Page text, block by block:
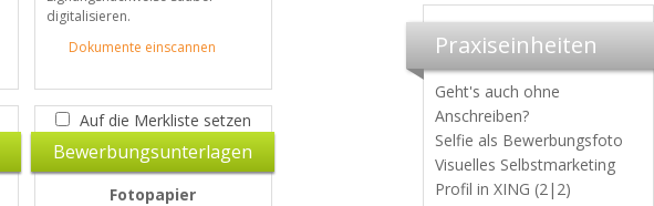
Praxiseinheiten
Geht's auch ohne
Anschreiben?
Selfie als Bewerbungsfoto
Visuelles Selbstmarketing
Profil in XING (2|2)
digitalisieren.
Dokumente einscannen
Auf die Merkliste setzen
Bewerbungsunterlagen
Fotopapier